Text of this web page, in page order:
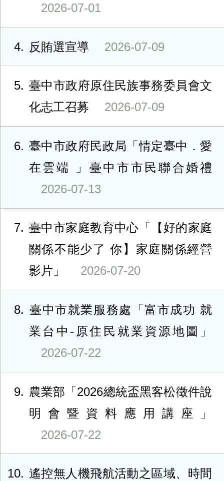
2026-07-01
4 反賄選宣導 2026-07-09
5
臺中市政府原住民族事務委員會文
化志工召募
2026-07-09
6
臺中市政府民政局「情定臺中．愛
在雲端 」臺中市市民聯合婚禮
2026-07-13
7
臺中市家庭教育中心「【好的家庭
關係不能少了 你】家庭關係經營
影片」
2026-07-20
8
臺中市就業服務處「富市成功 就
業台中-原住民就業資源地圖」
2026-07-22
9
農業部「2026總統盃黑客松徵件說
明會暨資料應用講座」
2026-07-22
10
遙控無人機飛航活動之區域、時間